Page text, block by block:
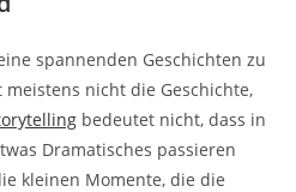
spannenden Geschichten zu
nicht die Geschichte,
bedeutet nicht, dass in
Dramatisches passieren
kleinen Momente, die die